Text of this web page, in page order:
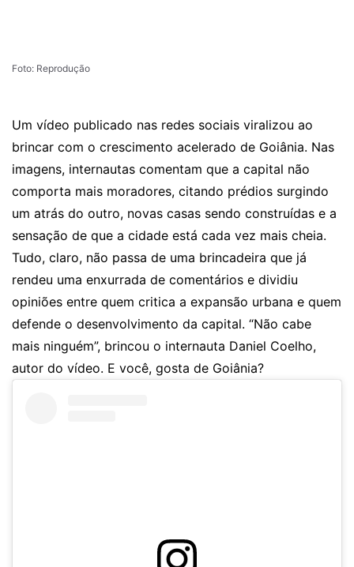
Foto: Reprodução
Um vídeo publicado nas redes sociais viralizou ao
brincar com o crescimento acelerado de Goiânia. Nas
imagens, internautas comentam que a capital não
comporta mais moradores, citando prédios surgindo
um atrás do outro, novas casas sendo construídas e a
sensação de que a cidade está cada vez mais cheia.
Tudo, claro, não passa de uma brincadeira que já
rendeu uma enxurrada de comentários e dividiu
opiniões entre quem critica a expansão urbana e quem
defende o desenvolvimento da capital. “Não cabe
mais ninguém”, brincou o internauta Daniel Coelho,
autor do vídeo. E você, gosta de Goiânia?